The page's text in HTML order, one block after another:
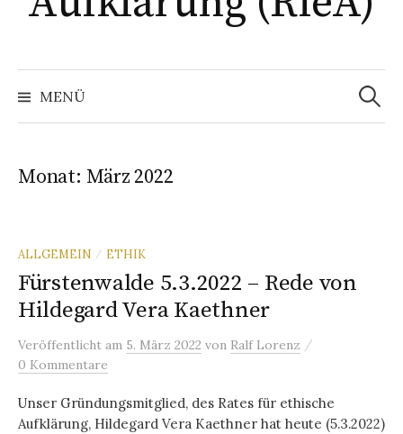
MENÜ
Suchen
nach:
Monat: März 2022
ALLGEMEIN / ETHIK
Fürstenwalde 5.3.2022 – Rede von
Hildegard Vera Kaethner
Veröffentlicht am 5. März 2022 von Ralf Lorenz /
0 Kommentare
Unser Gründungsmitglied, des Rates für ethische
Aufklärung, Hildegard Vera Kaethner hat heute (5.3.2022)